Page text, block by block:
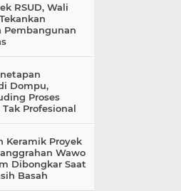
RSUD, Wali
Pembangunan
Dompu,
Proses
Profesional
Keramik Proyek
Wawo
Dibongkar Saat
Basah